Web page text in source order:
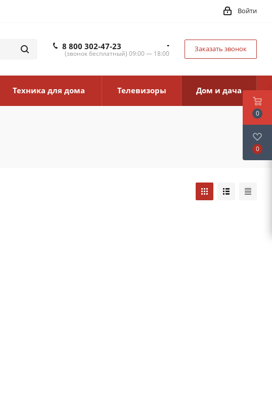
Войти
8 800 302-47-23
(звонок бесплатный) 09:00 — 18:00
Заказать звонок
Техника для дома Телевизоры Дом и дача
0
0